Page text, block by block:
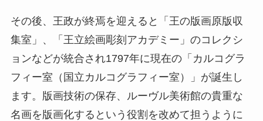
その後、王政が終焉を迎えると「王の版画原版収
集室」、「王立絵画彫刻アカデミー」のコレクシ
ョンなどが統合され1797年に現在の「カルコグラ
フィー室（国立カルコグラフィー室）」が誕生し
ます。版画技術の保存、ルーヴル美術館の貴重な
名画を版画化するという役割を改めて担うように